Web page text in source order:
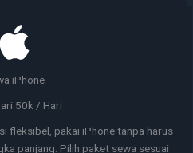
iPhone
50k / Hari
fleksibel, pakai iPhone tanpa harus
panjang. Pilih paket sewa sesuai